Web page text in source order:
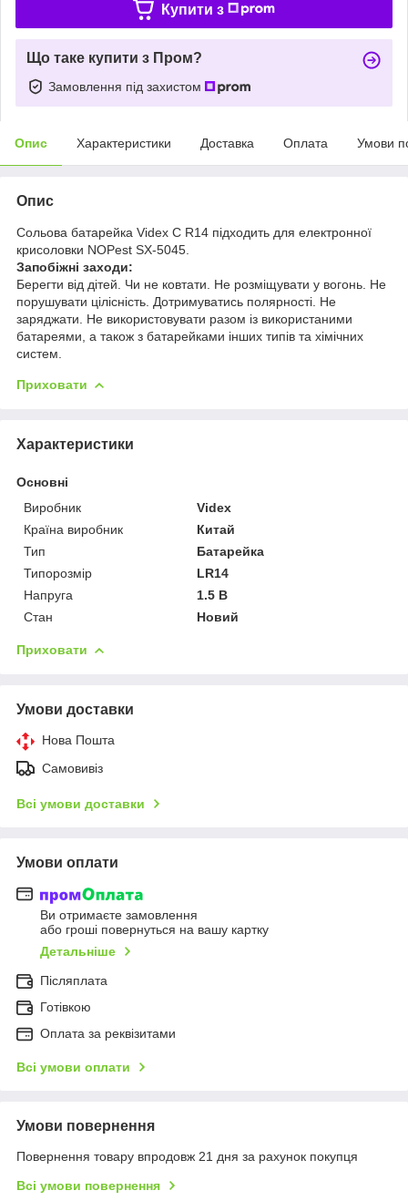
Купити з
Що таке купити з Пром?
Замовлення під захистом
Опис Характеристики Доставка Оплата Умови
Опис
Сольова батарейка Videx C R14 підходить для електронної
крисоловки NOPest SX-5045.
Запобіжні заходи:
Берегти від дітей.
Чи не ковтати. Не розміщувати у вогонь. Не
порушувати цілісність. Дотримуватись полярності. Не
заряджати.
Не використовувати разом із використаними
батареями, а також з батарейками інших типів та хімічних
систем.
Приховати
Характеристики
Основні
Виробник
Videx
Країна виробник
Китай
Тип
Батарейка
Типорозмір
LR14
Напруга
1.5 В
Стан
Новий
Приховати
Умови доставки
Нова Пошта
Самовивіз
Всі умови доставки
Умови оплати
Ви отримаєте замовлення
або гроші повернуться на вашу картку
Детальніше
Післяплата
Готівкою
Оплата за реквізитами
Всі умови оплати
Умови повернення
Повернення товару впродовж 21 дня за рахунок покупця
Всі умови повернення